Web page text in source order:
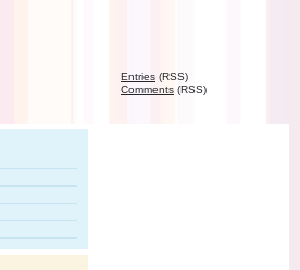
Entries (RSS)
Comments (RSS)